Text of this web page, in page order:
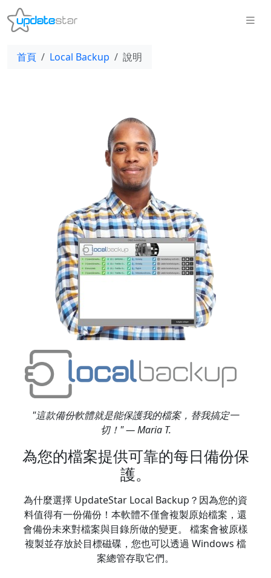
首頁 Local Backup 說明
"這款備份軟體就是能保護我的檔案，替我搞定一
切！" — Maria T.
為您的檔案提供可靠的每日備份保
護。
為什麼選擇 UpdateStar Local Backup？因為您的資
料值得有一份備份！本軟體不僅會複製原始檔案，還
會備份未來對檔案與目錄所做的變更。 檔案會被原樣
複製並存放於目標磁碟，您也可以透過 Windows 檔
案總管存取它們。